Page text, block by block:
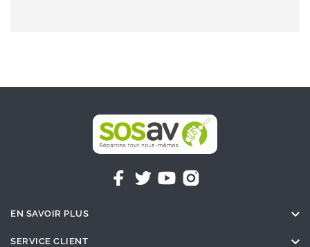
EN SAVOIR PLUS 
SERVICE CLIENT 